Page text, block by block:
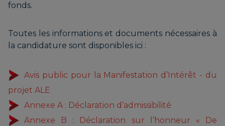
fonds.
Toutes les informations et documents nécessaires à
la candidature sont disponibles ici :
Avis public pour la Manifestation d’Intérêt - du
projet ALE
Annexe A : Déclaration d’admissibilité
Annexe B : Déclaration sur l’honneur « De